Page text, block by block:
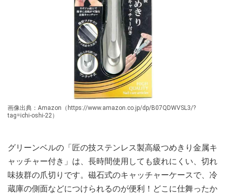
画像出典：Amazon（https://www.amazon.co.jp/dp/B07QDWVSL3/?
tag=ichi-oshi-22）
グリーンベルの「匠の技ステンレス製高級つめきり金属キ
ャッチャー付き」は、長時間使用しても疲れにくい、切れ
味抜群の爪切りです。磁石式のキャッチャーケースで、冷
蔵庫の側面などにつけられるのが便利！どこに仕舞ったか